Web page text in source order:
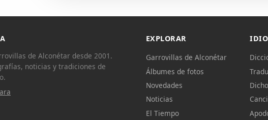
de Alconétar desde 2001.
noticias y tradiciones de
EXPLORAR
Garrovillas de Alconétar
Álbumes de fotos
Novedades
Noticias
El Tiempo